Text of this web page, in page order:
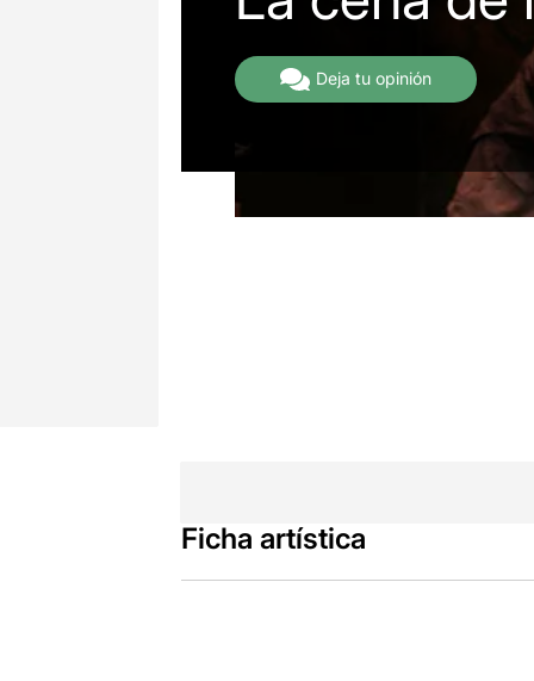
Deja tu opinión
Ficha artística